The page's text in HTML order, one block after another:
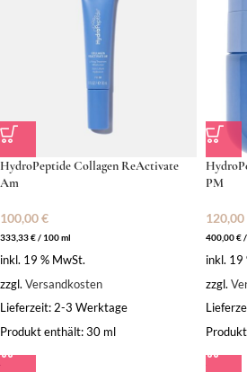
HydroPeptide Collagen ReActivate
Am
100,00€
333,33€/ 100ml
inkl. 19 % MwSt.
zzgl. Versandkosten
Lieferzeit: 2-3 Werktage
Produkt enthält: 30 ml
PM
120,00
400,00€/
inkl. 19
zzgl.